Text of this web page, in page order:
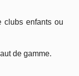
clubs enfants ou
de gamme.